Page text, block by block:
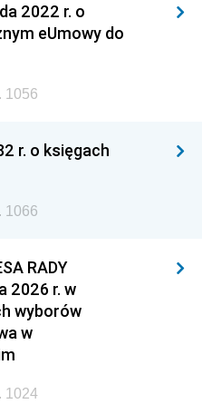
2022 r. o
eUmowy do
1056
r. o księgach
1066
RADY
2026 r. w
wyborów
w
1024